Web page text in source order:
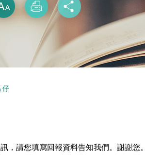
放大
列印
，請您填寫回報資料告知我們。謝謝您